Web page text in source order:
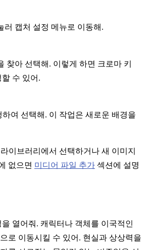
러 캡처 설정 메뉴로 이동해.
찾아 선택해. 이렇게 하면 크로마 키
수 있어.
하여 선택해. 이 작업은 새로운 배경을
이브러리에서 선택하거나 새 이미지
없으면 미디어 파일 추가 섹션에 설명
열어줘. 캐릭터나 객체를 이국적인
로 이동시킬 수 있어. 현실과 상상력을